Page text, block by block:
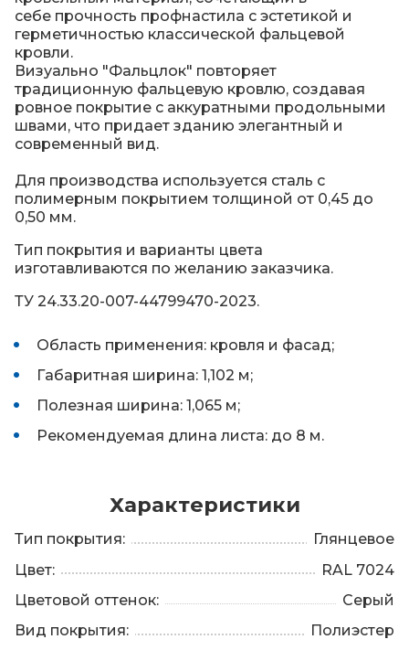
себе прочность профнастила с эстетикой и
герметичностью классической фальцевой
кровли.
Визуально "Фальцлок" повторяет
традиционную фальцевую кровлю, создавая
ровное покрытие с аккуратными продольными
швами, что придает зданию элегантный и
современный вид.
Для производства используется сталь с
полимерным покрытием толщиной от 0,45 до
0,50 мм.
Тип покрытия и варианты цвета
изготавливаются по желанию заказчика.
ТУ 24.33.20-007-44799470-2023.
Область применения: кровля и фасад;
Габаритная ширина: 1,102 м;
Полезная ширина: 1,065 м;
Рекомендуемая длина листа: до 8 м.
Характеристики
Тип покрытия:
Глянцевое
Цвет:
RAL 7024
Цветовой оттенок:
Серый
Вид покрытия:
Полиэстер